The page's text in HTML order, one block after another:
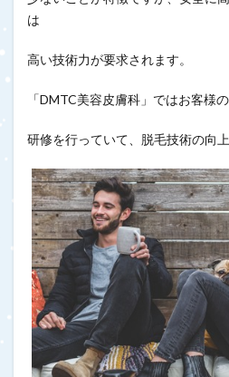
は
高い技術力が要求されます。
「DMTC美容皮膚科」ではお客様
研修を行っていて、脱毛技術の向